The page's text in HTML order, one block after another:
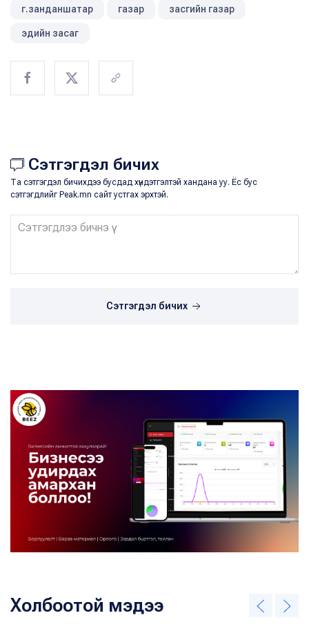
г.занданшатар газар засгийн газар
эдийн засаг
Сэтгэгдэл бичих
Та сэтгэгдэл бичихдээ бусдад хүндэтгэлтэй хандана уу. Ёс бус
сэтгэгдлийг Peak.mn сайт устгах эрхтэй.
Сэтгэгдэл бичих
Холбоотой мэдээ